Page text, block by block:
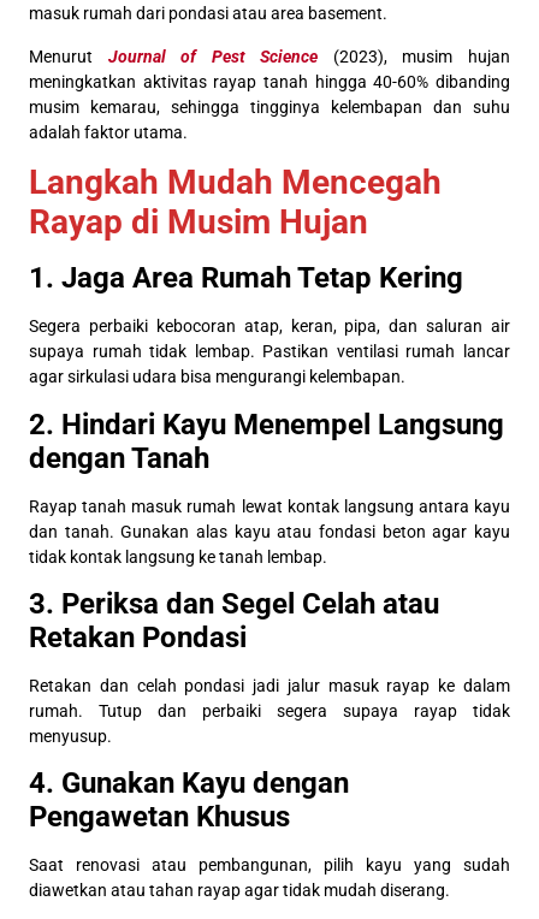
masuk rumah dari pondasi atau area basement.
Menurut Journal of Pest Science
(2023), musim hujan
meningkatkan aktivitas rayap tanah hingga 40-60% dibanding
musim kemarau, sehingga tingginya kelembapan dan suhu
adalah faktor utama.
Langkah Mudah Mencegah
Rayap di Musim Hujan
1. Jaga Area Rumah Tetap Kering
Segera perbaiki kebocoran atap, keran, pipa, dan saluran air
supaya rumah tidak lembap. Pastikan ventilasi rumah lancar
agar sirkulasi udara bisa mengurangi kelembapan.
2. Hindari Kayu Menempel Langsung
dengan Tanah
Rayap tanah masuk rumah lewat kontak langsung antara kayu
dan tanah. Gunakan alas kayu atau fondasi beton agar kayu
tidak kontak langsung ke tanah lembap.
3. Periksa dan Segel Celah atau
Retakan Pondasi
Retakan dan celah pondasi jadi jalur masuk rayap ke dalam
rumah. Tutup dan perbaiki segera supaya rayap tidak
menyusup.
4. Gunakan Kayu dengan
Pengawetan Khusus
Saat renovasi atau pembangunan, pilih kayu yang sudah
diawetkan atau tahan rayap agar tidak mudah diserang.